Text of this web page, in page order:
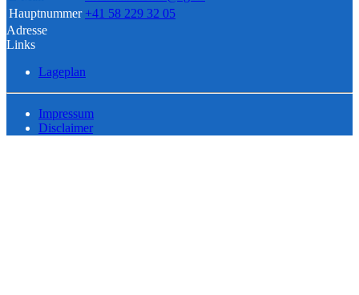
Hauptnummer +41 58 229 32 05
Adresse
Links
Lageplan
Impressum
Disclaimer